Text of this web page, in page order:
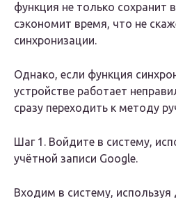
функция не только сохранит
сэкономит время, что не
синхронизации.
Однако, если функция
устройстве работает
сразу переходить к методу
Шаг 1. Войдите в систему,
учётной записи Google.
Входим в систему,